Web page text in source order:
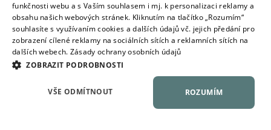
Informace obchodu
Všechna práva vyhrazena ©
funkčnosti webu a s Vaším souhlasem i mj. k personalizaci reklamy a
obsahu našich webových stránek. Kliknutím na tlačítko „Rozumím“
souhlasíte s využívaním cookies a dalších údajů vč. jejich předání pro
zobrazení cílené reklamy na sociálních sítích a reklamních sítích na
dalších webech. Zásady ochrany osobních údajů
ZOBRAZIT PODROBNOSTI
ROZUMÍM
VŠE ODMÍTNOUT